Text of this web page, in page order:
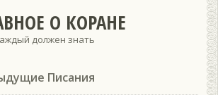
О КОРАНЕ
должен знать
Писания